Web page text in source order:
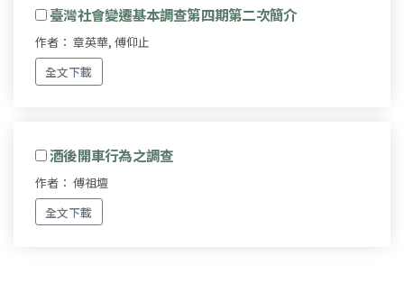
臺灣社會變遷基本調查第四期第二次簡介
作者： 章英華, 傅仰止
全文下載
酒後開車行為之調查
作者： 傅祖壇
全文下載